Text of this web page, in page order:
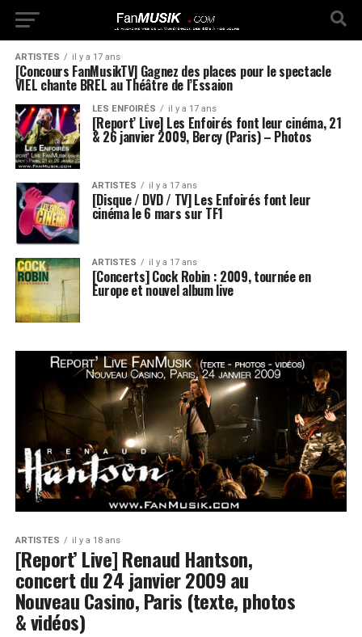
ARTISTES il y a 17 ans
[Concours FanMusikTV] Gagnez des places pour le spectacle
VIEL chante BREL au Théâtre de l’Essaion
LES ENFOIRÉS il y a 17 ans
[Report’ Live] Les Enfoirés font leur cinéma, 21
& 26 janvier 2009, Bercy (Paris) – Photos
ARTISTES il y a 17 ans
[Disque / DVD / TV] Les Enfoirés font leur
cinéma le 6 mars sur TF1
ARTISTES il y a 17 ans
[Concerts] Cock Robin : 2009, tournée en
Europe et nouvel album live
ARTISTES il y a 18 ans
[Report’ Live] Renaud Hantson,
concert du 24 janvier 2009 au
Nouveau Casino, Paris (texte, photos
& vidéos)